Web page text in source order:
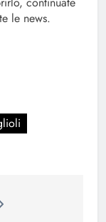
le news.